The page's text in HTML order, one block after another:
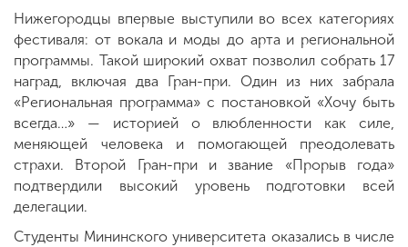
Нижегородцы впервые выступили во всех категориях
фестиваля: от вокала и моды до арта и региональной
программы. Такой широкий охват позволил собрать 17
наград, включая два Гран-при. Один из них забрала
«Региональная программа» с постановкой «Хочу быть
всегда…» — историей о влюбленности как силе,
меняющей человека и помогающей преодолевать
страхи. Второй Гран-при и звание «Прорыв года»
подтвердили высокий уровень подготовки всей
делегации.
Студенты Мининского университета оказались в числе